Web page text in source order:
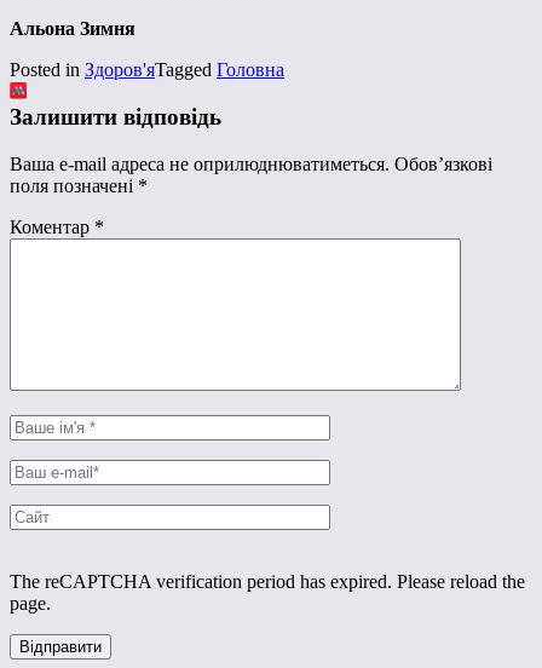
Альона Зимня
Posted in Здоров'яTagged Головна
Залишити відповідь
Ваша e-mail адреса не оприлюднюватиметься. Обов’язкові
поля позначені *
Коментар *
The reCAPTCHA verification period has expired. Please reload the
page.